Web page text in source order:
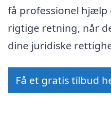
få professionel hjælp
rigtige retning, når
dine juridiske
Få et gratis tilbud